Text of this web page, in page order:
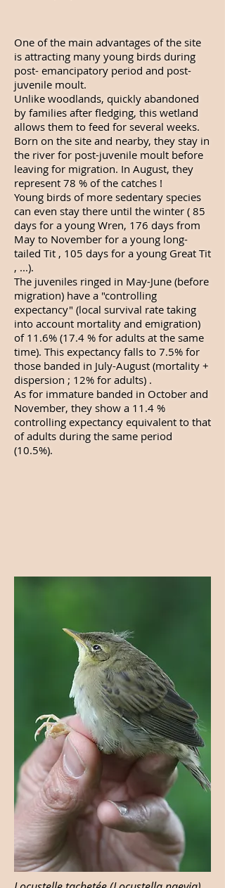
One of the main advantages of the site
is attracting many young birds during
post- emancipatory period and post-
juvenile moult.
Unlike woodlands, quickly abandoned
by families after fledging, this wetland
allows them to feed for several weeks.
Born on the site and nearby, they stay in
the river for post-juvenile moult before
leaving for migration. In August, they
represent 78 % of the catches !
Young birds of more sedentary species
can even stay there until the winter ( 85
days for a young Wren, 176 days from
May to November for a young long-
tailed Tit , 105 days for a young Great Tit
, ...).
The juveniles ringed in May-June (before
migration) have a "controlling
expectancy" (local survival rate taking
into account mortality and emigration)
of 11.6% (17.4 % for adults at the same
time). This expectancy falls to 7.5% for
those banded in July-August (mortality +
dispersion ; 12% for adults) .
As for immature banded in October and
November, they show a 11.4 %
controlling expectancy equivalent to that
of adults during the same period
(10.5%).